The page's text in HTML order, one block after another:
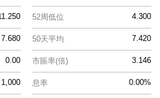
4.300
52周低位
7.680 7.420
50天平均
0.00 3.146
市賬率(倍)
1,000 0.00%
息率